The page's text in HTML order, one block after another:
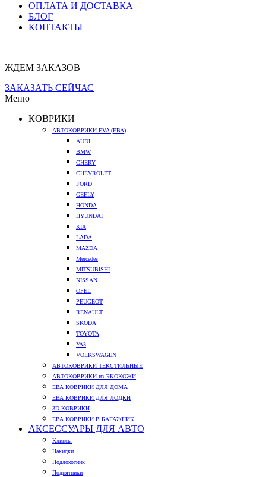
ОПЛАТА И ДОСТАВКА
БЛОГ
КОНТАКТЫ
ЖДЕМ ЗАКАЗОВ
ЗАКАЗАТЬ СЕЙЧАС
Меню
КОВРИКИ
АВТОКОВРИКИ EVA (ЕВА)
AUDI
BMW
CHERY
CHEVROLET
FORD
GEELY
HONDA
HYUNDAI
KIA
LADA
MAZDA
Mercedes
MITSUBISHI
NISSAN
OPEL
PEUGEOT
RENAULT
SKODA
TOYOTA
УАЗ
VOLKSWAGEN
АВТОКОВРИКИ ТЕКСТИЛЬНЫЕ
АВТОКОВРИКИ из ЭКОКОЖИ
ЕВА КОВРИКИ ДЛЯ ДОМА
ЕВА КОВРИКИ ДЛЯ ЛОДКИ
3D КОВРИКИ
ЕВА КОВРИКИ В БАГАЖНИК
АКСЕССУАРЫ ДЛЯ АВТО
Клипсы
Накидки
Подлокотник
Подпятники